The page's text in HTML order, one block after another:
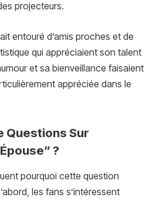
projecteurs.
entouré d’amis proches et de
qui appréciaient son talent
et sa bienveillance faisaient
appréciée dans le
Questions Sur
?
pourquoi cette question
les fans s’intéressent